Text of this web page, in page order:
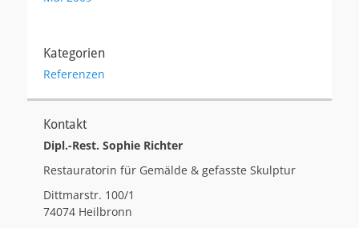
Kategorien
Referenzen
Kontakt
Dipl.-Rest. Sophie Richter
Restauratorin für Gemälde & gefasste Skulptur
Dittmarstr. 100/1
74074 Heilbronn